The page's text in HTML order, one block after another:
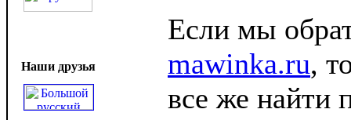
Наши друзья
Если мы
mawinka.ru,
все же найти